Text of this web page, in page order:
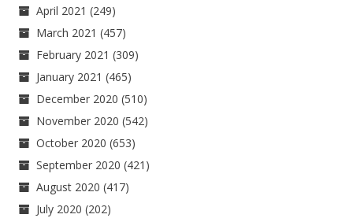
April 2021 (249)
March 2021 (457)
February 2021 (309)
January 2021 (465)
December 2020 (510)
November 2020 (542)
October 2020 (653)
September 2020 (421)
August 2020 (417)
July 2020 (202)